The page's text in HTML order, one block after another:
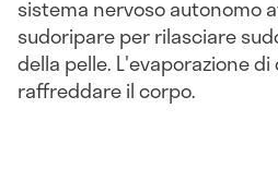
sistema nervoso autonomo
sudoripare per rilasciare
della pelle. L'evaporazione
raffreddare il corpo.